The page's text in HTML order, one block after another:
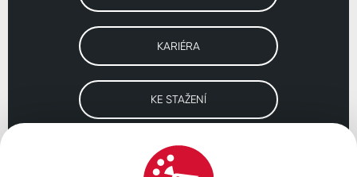
KARIÉRA
KE STAŽENÍ
Navštivte naše pobočky